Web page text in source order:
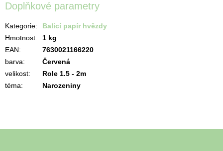
Doplňkové parametry
Kategorie:
Balicí papír hvězdy
Hmotnost:
1 kg
EAN:
7630021166220
barva:
Červená
velikost:
Role 1.5 - 2m
téma: Narozeniny